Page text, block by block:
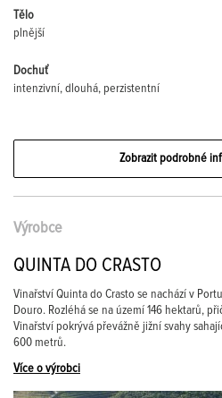
Tělo
plnější
Dochuť
intenzivní, dlouhá, perzistentní
Zobrazit podrobné
Výrobce
QUINTA DO CRASTO
Vinařství Quinta do Crasto se nachází v
Douro. Rozléhá se na území 146 hektarů,
Vinařství pokrývá převážně jižní svahy
600 metrů.
Více o výrobci